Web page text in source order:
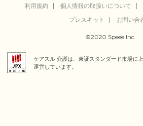
利用規約
個人情報の取扱いについて
プレスキット
お問い合
©2020 Speee Inc.
ケアスル 介護は、東証スタンダード市場に
運営しています。